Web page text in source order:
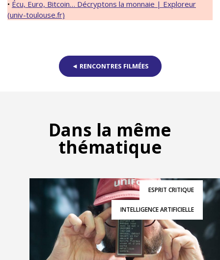
• Écu, Euro, Bitcoin… Décryptons la monnaie | Exploreur
(univ-toulouse.fr)
◄ RENCONTRES FILMÉES
Dans la même
thématique
ESPRIT CRITIQUE
INTELLIGENCE ARTIFICIELLE